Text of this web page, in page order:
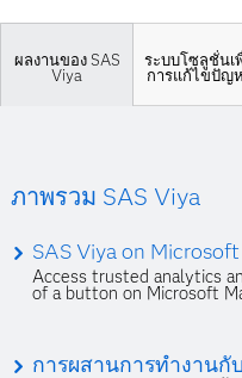
ผลงานของ SAS
Viya
ระบบโซลูชั่นเ
การแก้ไขปัญ
ภาพรวม SAS Viya
SAS Viya on
Access trusted analytics
of a button on Microsoft
การผสานการทำงานกั